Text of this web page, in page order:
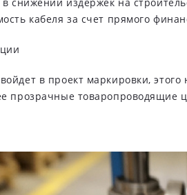
кабеля за счет прямого
в проект маркировки,
прозрачные товаропроводящие